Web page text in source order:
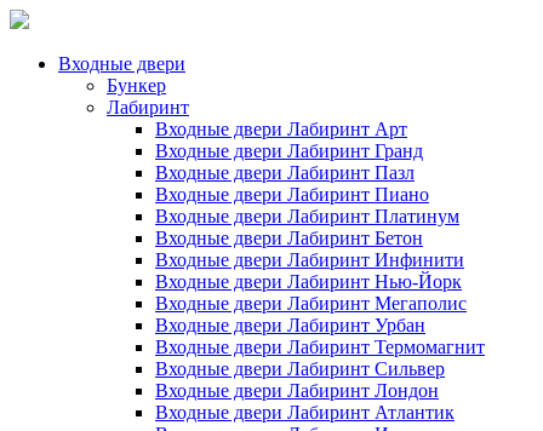
Входные двери
Бункер
Лабиринт
Входные двери Лабиринт Арт
Входные двери Лабиринт Гранд
Входные двери Лабиринт Пазл
Входные двери Лабиринт Пиано
Входные двери Лабиринт Платинум
Входные двери Лабиринт Бетон
Входные двери Лабиринт Инфинити
Входные двери Лабиринт Нью-Йорк
Входные двери Лабиринт Мегаполис
Входные двери Лабиринт Урбан
Входные двери Лабиринт Термомагнит
Входные двери Лабиринт Сильвер
Входные двери Лабиринт Лондон
Входные двери Лабиринт Атлантик